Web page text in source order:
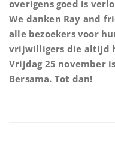
overigens goed is
We danken Ray and
alle bezoekers voor
vrijwilligers die altijd
Vrijdag 25 november
Bersama. Tot dan!